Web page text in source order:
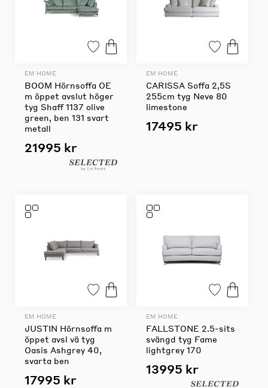
EM HOME
BOOM Hörnsoffa OE
m öppet avslut höger
tyg Shaff 1137 olive
green, ben 131 svart
metall
21995 kr
EM HOME
CARISSA Soffa 2,5S
255cm tyg Neve 80
limestone
17495 kr
EM HOME
JUSTIN Hörnsoffa m
öppet avsl vä tyg
Oasis Ashgrey 40,
svarta ben
17995 kr
EM HOME
FALLSTONE 2.5-sits
svängd tyg Fame
lightgrey 170
13995 kr